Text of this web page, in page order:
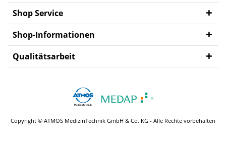
Shop Service
Shop-Informationen
Qualitätsarbeit
Copyright © ATMOS MedizinTechnik GmbH & Co. KG - Alle Rechte vorbehalten